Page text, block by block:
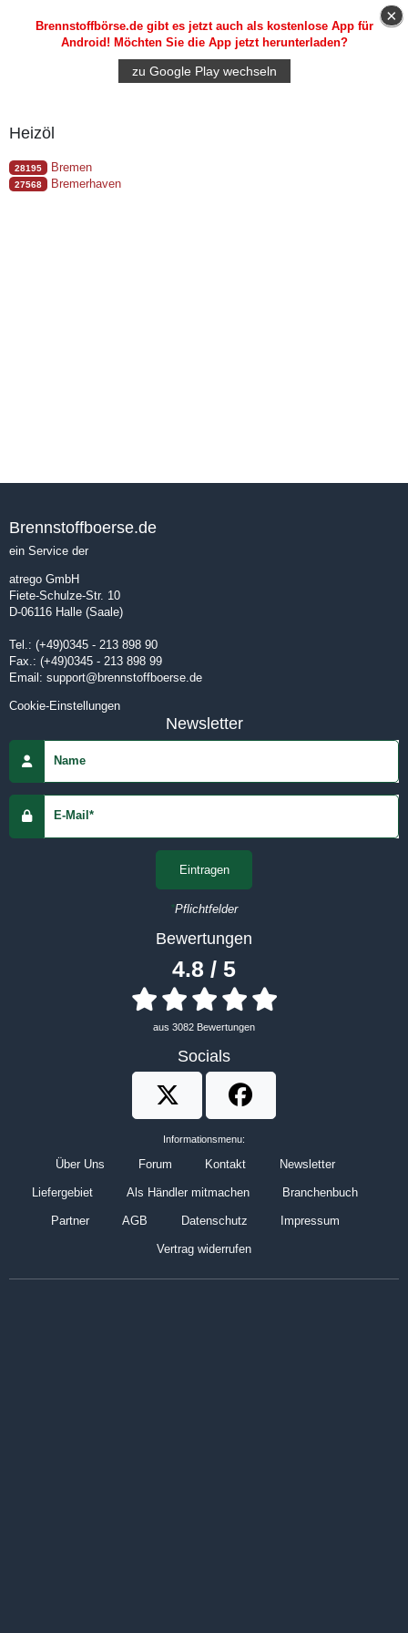
×
Brennstoffbörse.de gibt es jetzt auch als kostenlose App für
Android ! Möchten Sie die App jetzt herunterladen?
zu Google Play wechseln
Heizöl
28195 Bremen
27568 Bremerhaven
Brennstoffboerse.de
ein Service der
atrego GmbH
Fiete-Schulze-Str. 10
D-06116 Halle (Saale)
Tel.: (+49)0345 - 213 898 90
Fax.: (+49)0345 - 213 898 99
Email: support@brennstoffboerse.de
Cookie-Einstellungen
Newsletter
Name
E-Mail*
Eintragen
*Pflichtfelder
Bewertungen
4.8 / 5
aus 3082 Bewertungen
Socials
Brennstoffbörse auf Twitter
Brennstoffbörse auf
Informationsmenu:
Über Uns Forum Kontakt Newsletter
Liefergebiet Als Händler mitmachen Branchenbuch
Partner AGB Datenschutz Impressum
Vertrag widerrufen